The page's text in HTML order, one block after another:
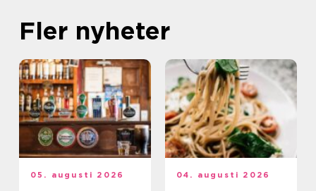
Fler nyheter
05. augusti 2026 04. augusti 2026